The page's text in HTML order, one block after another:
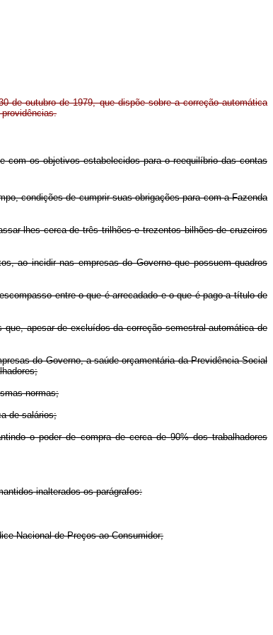
de outubro de 1979, que dispõe sobre a correção automática
com os objetivos estabelecidos para o reequilíbrio das contas
condições de cumprir suas obrigações para com a Fazenda
lhes cerca de três trilhões e trezentos bilhões de cruzeiros
ao incidir nas empresas do Governo que possuem quadros
entre o que é arrecadado e o que é pago a título de
apesar de excluídos da correção semestral automática de
do Governo, a saúde orçamentária da Previdência Social
normas;
de salários;
o poder de compra de cerca de 90% dos trabalhadores
inalterados os parágrafos:
Nacional de Preços ao Consumidor;